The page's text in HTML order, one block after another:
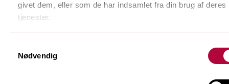
givet dem, eller som de har indsamlet fra din brug af deres
tjenester.
Nødvendig
Tilbage
Støbte dekorationsfolier
Monomere dekorationsfolie